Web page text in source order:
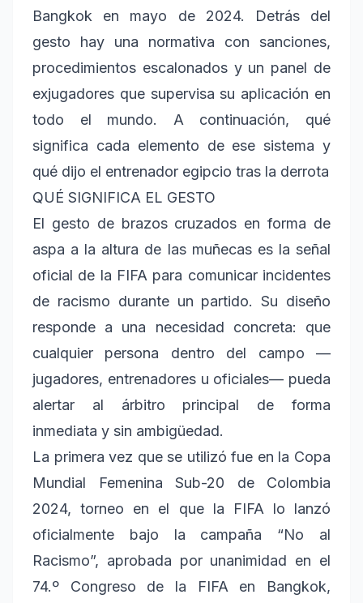
Bangkok en mayo de 2024. Detrás del
gesto hay una normativa con sanciones,
procedimientos escalonados y un panel de
exjugadores que supervisa su aplicación en
todo el mundo. A continuación, qué
significa cada elemento de ese sistema y
qué dijo el entrenador egipcio tras la derrota
QUÉ SIGNIFICA EL GESTO
El gesto de brazos cruzados en forma de
aspa a la altura de las muñecas es la señal
oficial de la FIFA para comunicar incidentes
de racismo durante un partido. Su diseño
responde a una necesidad concreta: que
cualquier persona dentro del campo —
jugadores, entrenadores u oficiales— pueda
alertar al árbitro principal de forma
inmediata y sin ambigüedad.
La primera vez que se utilizó fue en la Copa
Mundial Femenina Sub-20 de Colombia
2024, torneo en el que la FIFA lo lanzó
oficialmente bajo la campaña “No al
Racismo”, aprobada por unanimidad en el
74.º Congreso de la FIFA en Bangkok,